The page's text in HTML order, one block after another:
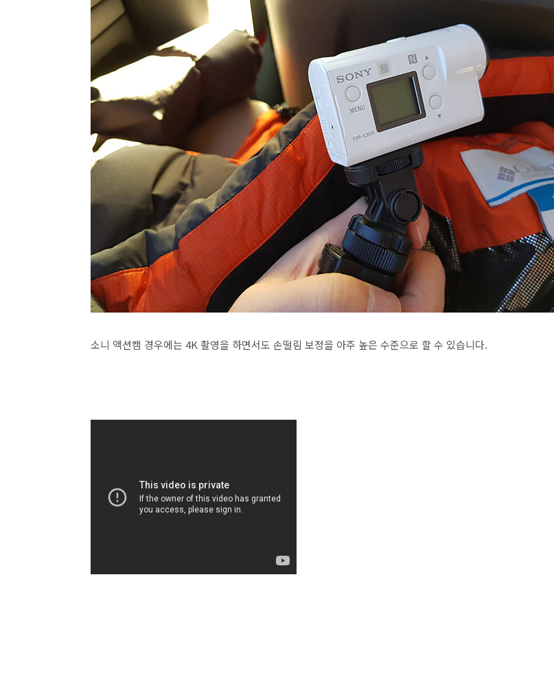
소니 액션캠 경우에는 4K 촬영을 하면서도 손떨림 보정을 아주 높은 수준으로 할 수 있습니다.